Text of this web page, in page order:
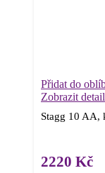
Přidat do
Zobrazit detail
Stagg 10 AA,
2220 Kč